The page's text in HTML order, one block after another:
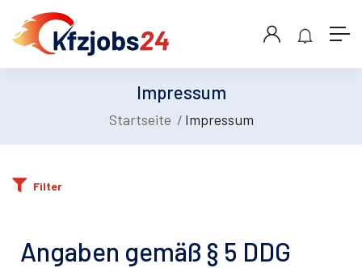
Impressum
Startseite Impressum
Filter
Angaben gemäß § 5 DDG